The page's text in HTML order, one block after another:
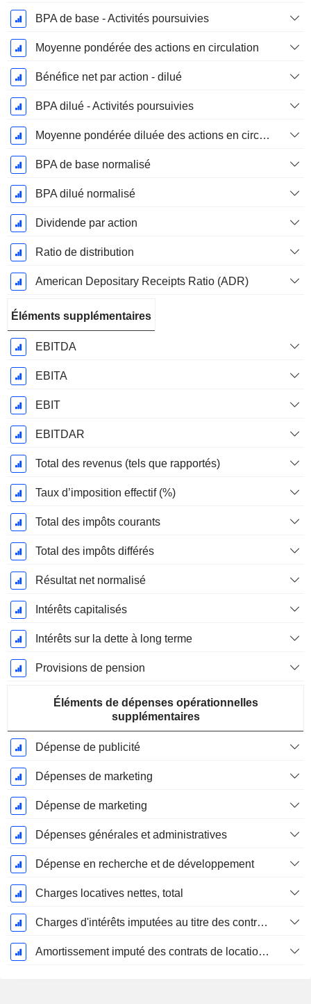
BPA de base - Activités poursuivies
Moyenne pondérée des actions en circulation
Bénéfice net par action - dilué
BPA dilué - Activités poursuivies
Moyenne pondérée diluée des actions en circulation
BPA de base normalisé
BPA dilué normalisé
Dividende par action
Ratio de distribution
American Depositary Receipts Ratio (ADR)
Éléments supplémentaires
EBITDA
EBITA
EBIT
EBITDAR
Total des revenus (tels que rapportés)
Taux d’imposition effectif (%)
Total des impôts courants
Total des impôts différés
Résultat net normalisé
Intérêts capitalisés
Intérêts sur la dette à long terme
Provisions de pension
Éléments de dépenses opérationnelles
supplémentaires
Dépense de publicité
Dépenses de marketing
Dépense de marketing
Dépenses générales et administratives
Dépense en recherche et de développement
Charges locatives nettes, total
Charges d'intérêts imputées au titre des contrats de location
Amortissement imputé des contrats de location simple